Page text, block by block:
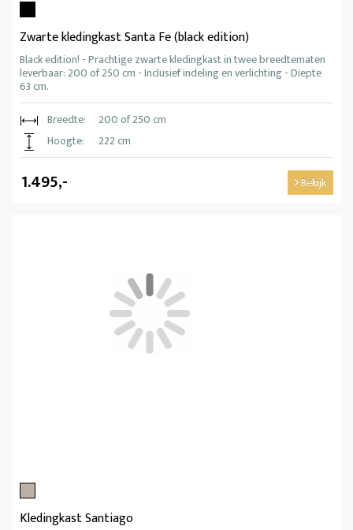
Zwarte kledingkast Santa Fe (black edition)
Black edition! - Prachtige zwarte kledingkast in twee breedtematen
leverbaar: 200 of 250 cm - Inclusief indeling en verlichting - Diepte
63 cm.
Breedte:
200 of 250 cm
Hoogte:
222 cm
1.495,- Bekijk
Kledingkast Santiago